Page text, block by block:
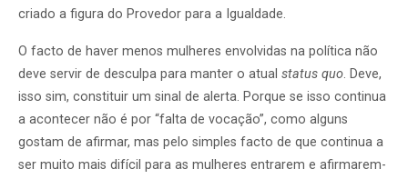
criado a figura do Provedor para a Igualdade.
O facto de haver menos mulheres envolvidas na política não
deve servir de desculpa para manter o atual status quo. Deve,
isso sim, constituir um sinal de alerta. Porque se isso continua
a acontecer não é por “falta de vocação”, como alguns
gostam de afirmar, mas pelo simples facto de que continua a
ser muito mais difícil para as mulheres entrarem e afirmarem-